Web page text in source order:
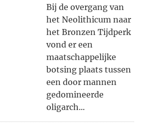
Bij de overgang van
het Neolithicum naar
het Bronzen Tijdperk
vond er een
maatschappelijke
botsing plaats tussen
een door mannen
gedomineerde
oligarch...